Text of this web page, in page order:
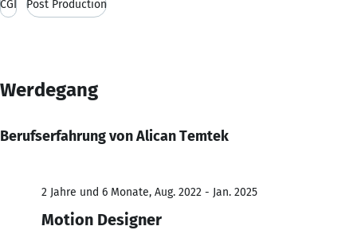
CGI Post Production
Werdegang
Berufserfahrung von Alican Temtek
2 Jahre und 6 Monate, Aug. 2022 - Jan. 2025
Motion Designer